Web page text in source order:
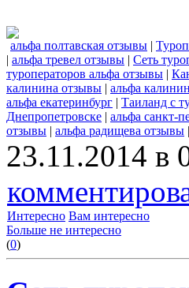
альфа полтавская отзывы |
| альфа тревел отзывы | Сеть
туроператоров альфа отзывы |
калинина отзывы | альфа
альфа екатеринбург | Таиланд с
Днепропетровске | альфа санкт-
отзывы | альфа радищева отзывы |
23.11.2014 в
Интересно Вам интересно
Больше не интересно
(0)